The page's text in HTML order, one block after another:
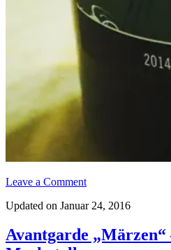
Leave a Comment
Updated on Januar 24, 2016
Avantgarde „Märzen“